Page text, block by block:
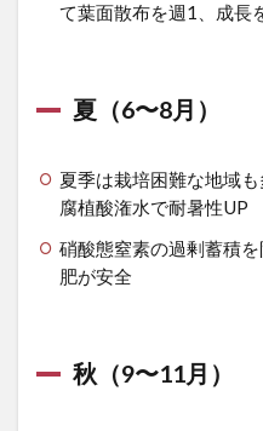
て葉面散布を週1、成長
夏（6〜8月）
夏季は栽培困難な地域
腐植酸潅水で耐暑性UP
硝酸態窒素の過剰蓄積
肥が安全
秋（9〜11月）